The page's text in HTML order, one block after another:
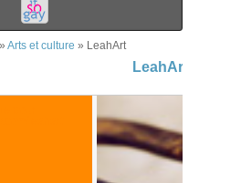
» Arts et culture » LeahArt
LeahArt